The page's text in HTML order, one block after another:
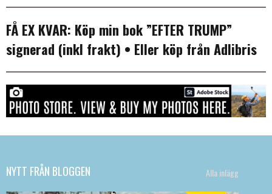
FÅ EX KVAR: Köp min bok ”EFTER TRUMP”
signerad (inkl frakt) • Eller köp från Adlibris
NYTT FRÅN BLOGGEN Alla inlägg